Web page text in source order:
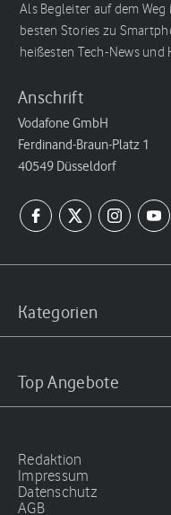
Als Begleiter auf dem
besten Stories zu
heißesten Tech-News
Anschrift
Vodafone GmbH
Ferdinand-Braun-Platz 1
40549 Düsseldorf
Kategorien
Top Angebote
Redaktion
Impressum
Datenschutz
AGB